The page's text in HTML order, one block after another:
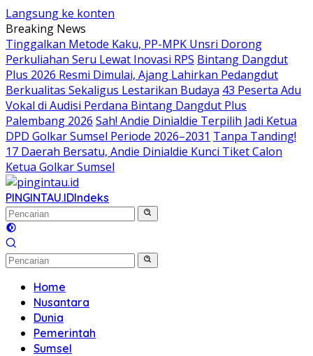
Langsung ke konten
Breaking News
Tinggalkan Metode Kaku, PP-MPK Unsri Dorong
Perkuliahan Seru Lewat Inovasi RPS Bintang Dangdut
Plus 2026 Resmi Dimulai, Ajang Lahirkan Pedangdut
Berkualitas Sekaligus Lestarikan Budaya 43 Peserta Adu
Vokal di Audisi Perdana Bintang Dangdut Plus
Palembang 2026 Sah! Andie Dinialdie Terpilih Jadi Ketua
DPD Golkar Sumsel Periode 2026–2031 Tanpa Tanding!
17 Daerah Bersatu, Andie Dinialdie Kunci Tiket Calon
Ketua Golkar Sumsel
PINGINTAU.IDIndeks
Home
Nusantara
Dunia
Pemerintah
Sumsel